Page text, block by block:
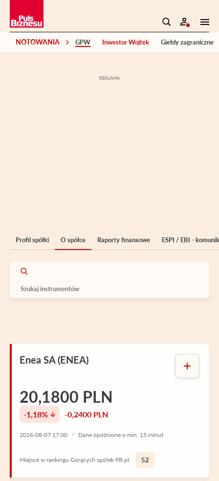
NOTOWANIA GPW Inwestor Wojtek Giełdy zagraniczne
Profil spółki O spółce Raporty finansowe ESPI / EBI -
Enea SA (ENEA)
20,1800 PLN
-1,18% -0,2400 PLN
2026-08-07 17:00 Dane opóźnione o min. 15 minut
Miejsce w rankingu Gorących spółek PB.pl: 52